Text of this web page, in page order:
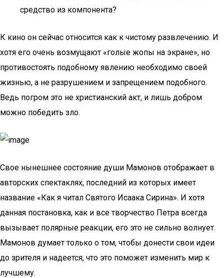
средство из компонента?
К кино он сейчас относится как к чистому развлечению. И
хотя его очень возмущают «голые жопы на экране», но
противостоять подобному явлению необходимо своей
жизнью, а не разрушением и запрещением подобного.
Ведь погром это не христианский акт, и лишь добром
можно победить зло.
Свое нынешнее состояние души Мамонов отображает в
авторских спектаклях, последний из которых имеет
название «Как я читал Святого Исаака Сирина». И хотя
данная постановка, как и все творчество Петра всегда
вызывает полярные реакции, его это не сильно волнует.
Мамонов думает только о том, чтобы донести свои идеи
до зрителя и надеется, что это поможет изменить мир к
лучшему.